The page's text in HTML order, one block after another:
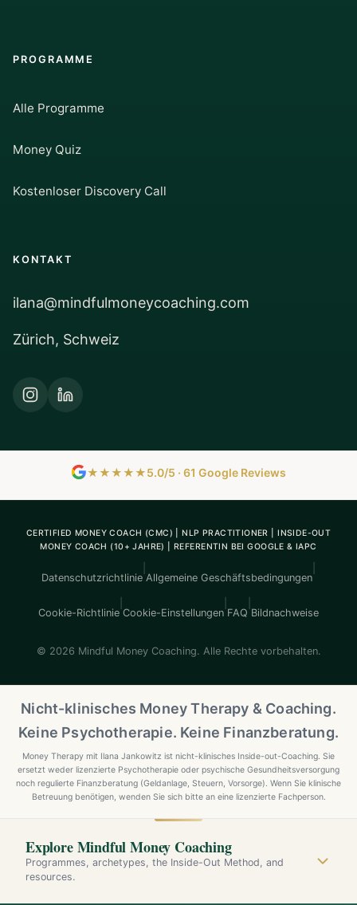
PROGRAMME
Alle Programme
Money Quiz
Kostenloser Discovery Call
KONTAKT
ilana@mindfulmoneycoaching.com
Zürich, Schweiz
★★★★★5.0/5 · 61 Google Reviews
CERTIFIED MONEY COACH (CMC) | NLP PRACTITIONER | INSIDE-OUT
MONEY COACH (10+ JAHRE) | REFERENTIN BEI GOOGLE & IAPC
Datenschutzrichtlinie Allgemeine Geschäftsbedingungen
Cookie-Richtlinie Cookie-Einstellungen FAQ Bildnachweise
© 2026 Mindful Money Coaching. Alle Rechte vorbehalten.
Nicht-klinisches Money Therapy & Coaching.
Keine Psychotherapie. Keine Finanzberatung.
Money Therapy mit Ilana Jankowitz ist nicht-klinisches Inside-out-Coaching. Sie
ersetzt weder lizenzierte Psychotherapie oder psychische Gesundheitsversorgung
noch regulierte Finanzberatung (Geldanlage, Steuern, Vorsorge). Wenn Sie klinische
Betreuung benötigen, wenden Sie sich bitte an eine lizenzierte Fachperson.
Explore Mindful Money Coaching
Programmes, archetypes, the Inside-Out Method, and
resources.